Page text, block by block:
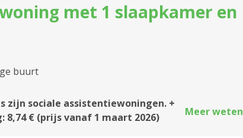
met 1 slaapkamer en
buurt
zijn sociale assistentiewoningen. +
8,74 € (prijs vanaf 1 maart 2026)
Meer weten